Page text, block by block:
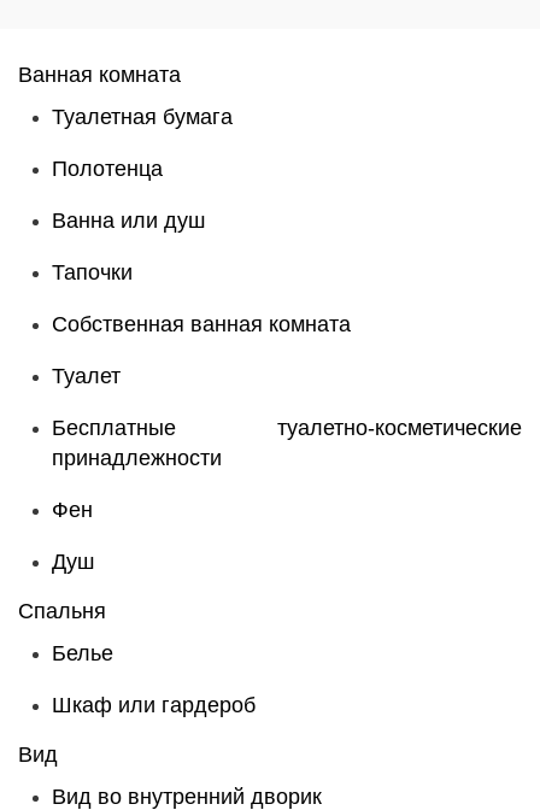
Ванная комната
Туалетная бумага
Полотенца
Ванна или душ
Тапочки
Собственная ванная комната
Туалет
Бесплатные туалетно-косметические
принадлежности
Фен
Душ
Спальня
Белье
Шкаф или гардероб
Вид
Вид во внутренний дворик